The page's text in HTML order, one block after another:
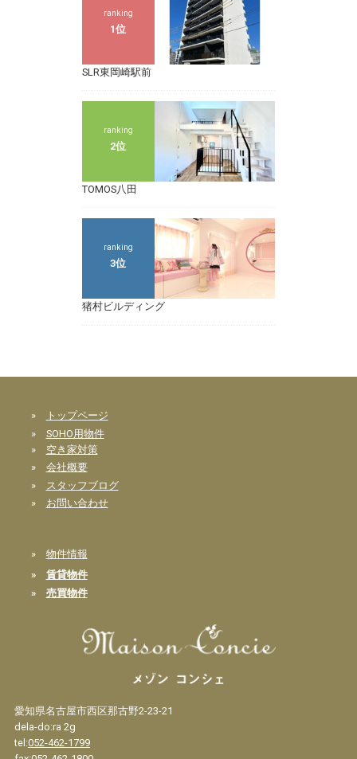
ranking
1位
SLR東岡崎駅前
ranking
2位
TOMOS八田
ranking
3位
猪村ビルディング
»
トップページ
» SOHO用物件
» 空き家対策
» 会社概要
»
スタッフブログ
» お問い合わせ
» 物件情報
» 賃貸物件
» 売買物件
愛知県名古屋市西区那古野2-23-21
dela-do:ra 2g
tel:052-462-1799